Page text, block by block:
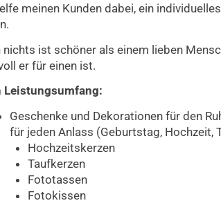
meinen Kunden dabei, ein
nichts ist schöner als einem lieben
er für einen ist.
Leistungsumfang:
Geschenke und Dekorationen für den
für jeden Anlass (Geburtstag, Hochzeit,
Hochzeitskerzen
Taufkerzen
Fototassen
Fotokissen